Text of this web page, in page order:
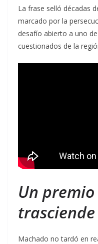
La frase selló décadas
marcado por la
desafío abierto a uno
cuestionados de la
Un
Machado no tardó en